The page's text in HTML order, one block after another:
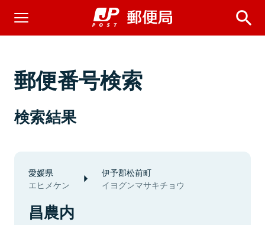
郵便番号検索
検索結果
愛媛県
エヒメケン
伊予郡松前町
イヨグンマサキチョウ
昌農内